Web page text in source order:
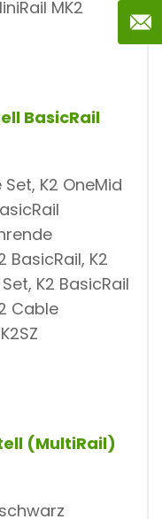
MK2
BasicRail
K2 OneMid
BasicRail, K2
K2 BasicRail
Cable
(MultiRail)